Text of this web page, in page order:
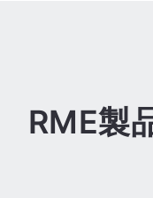
RME製